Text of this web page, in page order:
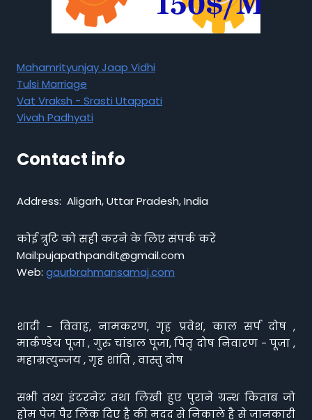
Mahamrityunjay Jaap Vidhi
Tulsi Marriage
Vat Vraksh - Srasti Utappati
Vivah Padhyati
Contact info
Address: Aligarh, Uttar Pradesh, India
कोई त्रुटि को सही करने के लिए संपर्क करें
Mail:pujapathpandit@gmail.com
Web: gaurbrahmansamaj.com
शादी - विवाह, नामकरण, गृह प्रवेश, काल सर्प दोष ,
मार्कण्डेय पूजा , गुरु चांडाल पूजा, पितृ दोष निवारण - पूजा ,
महाम्रत्युन्जय , गृह शांति , वास्तु दोष
सभी तथ्य इंटरनेट तथा लिखी हुए पुराने ग्रन्थ किताब जो
होम पेज पैर लिंक दिए है की मदद से निकाले है से जानकारी